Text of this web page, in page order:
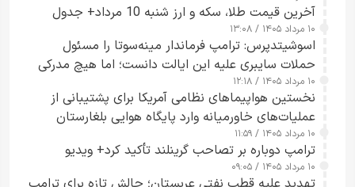
آخرین قیمت طلا، سکه و ارز شنبه 10 مرداد+ جدول
۱۰ مرداد ۱۴۰۵ / ۱۳:۰۸
اسوشیتدپرس: ترامپ فرماندار مینه‌سوتا را مسئول
حملات سایبری علیه این ایالت دانست؛ اما هیچ مدرکی
ارائه نکرد
۱۰ مرداد ۱۴۰۵ / ۱۲:۱۸
نخستین هواپیماهای نظامی آمریکا برای پشتیبانی از
عملیات‌های خاورمیانه وارد پایگاه هوایی بلغارستان
شدند
۱۰ مرداد ۱۴۰۵ / ۱۱:۵۹
ترامپ دوباره بر تصاحب گرینلند تأکید کرد+ ویدیو
۱۰ مرداد ۱۴۰۵ / ۰۹:۰۵